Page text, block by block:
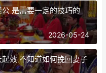
是需要一定的技巧的
2026-05-24
效 不知道如何挽回妻子